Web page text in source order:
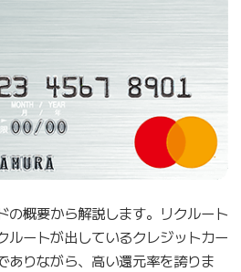
の概要から解説します。リクルート
ルートが出しているクレジットカー
ありながら、高い還元率を誇りま